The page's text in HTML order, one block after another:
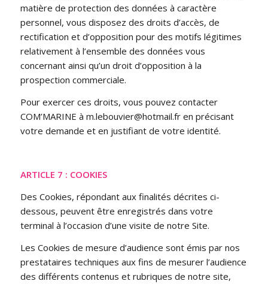
matière de protection des données à caractère
personnel, vous disposez des droits d’accès, de
rectification et d’opposition pour des motifs légitimes
relativement à l’ensemble des données vous
concernant ainsi qu’un droit d’opposition à la
prospection commerciale.
Pour exercer ces droits, vous pouvez contacter
COM’MARINE à m.lebouvier@hotmail.fr en précisant
votre demande et en justifiant de votre identité.
ARTICLE 7 : COOKIES
Des Cookies, répondant aux finalités décrites ci-
dessous, peuvent être enregistrés dans votre
terminal à l’occasion d’une visite de notre Site.
Les Cookies de mesure d’audience sont émis par nos
prestataires techniques aux fins de mesurer l’audience
des différents contenus et rubriques de notre site,